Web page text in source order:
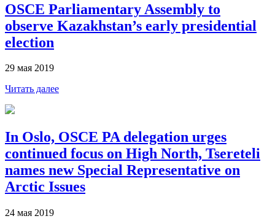
OSCE Parliamentary Assembly to
observe Kazakhstan’s early presidential
election
29 мая 2019
Читать далее
In Oslo, OSCE PA delegation urges
continued focus on High North, Tsereteli
names new Special Representative on
Arctic Issues
24 мая 2019